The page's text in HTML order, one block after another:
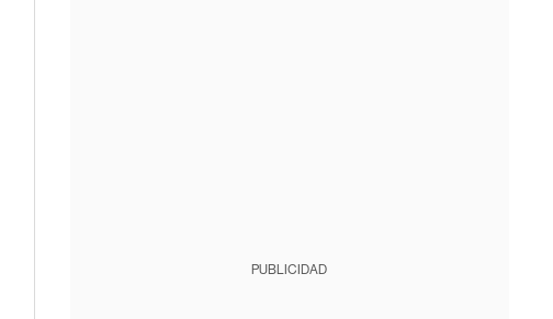
PUBLICIDAD